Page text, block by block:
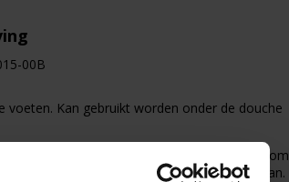
00B
voeten. Kan gebruikt worden onder de douche
voor goede grip en maken het gemakkelijk om
past de vijl zich aan de vorm van de voet aan.